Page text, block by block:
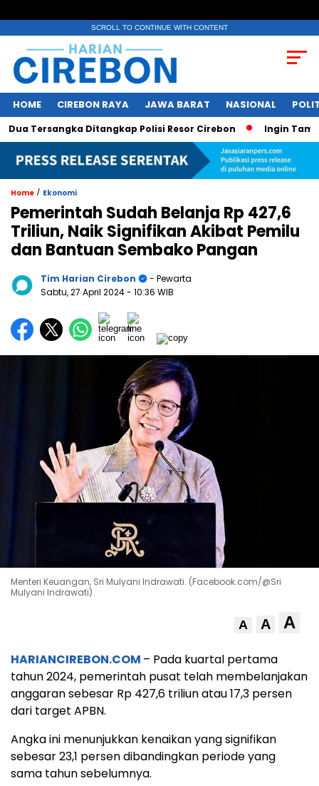
SCROLL TO CONTINUE WITH CONTENT
HOME CIREBON RAYA JAWA BARAT NASIONAL
Tersangka Ditangkap Polisi Resor Cirebon Ingin Tampil
Home / Ekonomi
Pemerintah Sudah Belanja Rp 427,6
Triliun, Naik Signifikan Akibat Pemilu
dan Bantuan Sembako Pangan
Tim Harian Cirebon
- Pewarta
Sabtu, 27 April 2024- 10:36 WIB
Menteri Keuangan, Sri Mulyani Indrawati. (Facebook.com/@Sri
Mulyani Indrawati)
A A A
HARIANCIREBON.COM – Pada kuartal pertama
tahun 2024, pemerintah pusat telah membelanjakan
anggaran sebesar Rp 427,6 triliun atau 17,3 persen
dari target APBN.
Angka ini menunjukkan kenaikan yang signifikan
sebesar 23,1 persen dibandingkan periode yang
sama tahun sebelumnya.